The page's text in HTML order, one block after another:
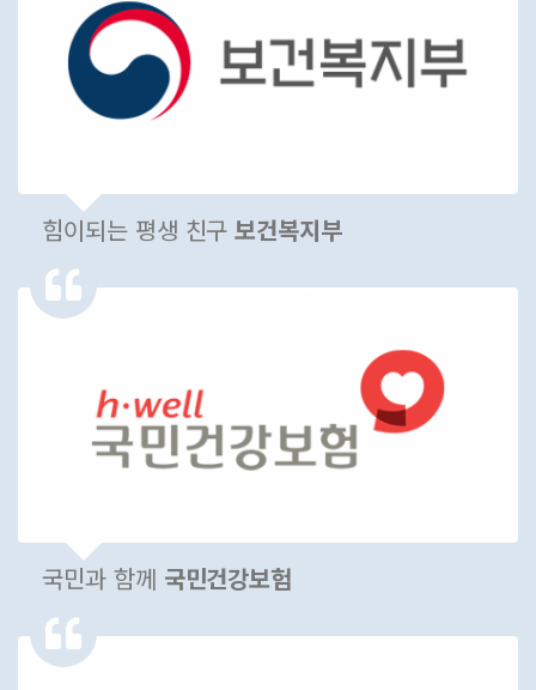
힘이되는 평생 친구보건복지부
국민과 함께 국민건강보험